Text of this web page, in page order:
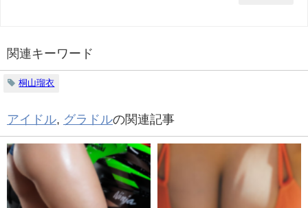
関連キーワード
桐山瑠衣
アイドル, グラドルの関連記事